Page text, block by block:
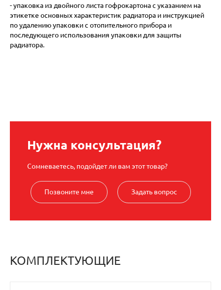
- упаковка из двойного листа гофрокартона с указанием на
этикетке основных характеристик радиатора и инструкцией
по удалению упаковки с отопительного прибора и
последующего использования упаковки для защиты
радиатора.
Нужна консультация?
Сомневаетесь, подойдет ли вам этот товар?
Позвоните мне Задать вопрос
КОМПЛЕКТУЮЩИЕ